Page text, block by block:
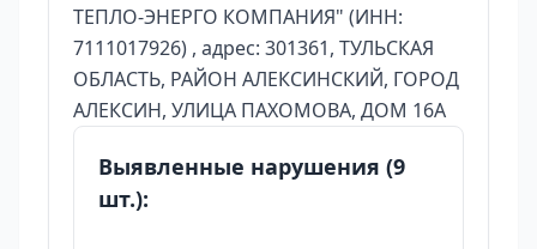
ТЕПЛО-ЭНЕРГО КОМПАНИЯ" (ИНН:
7111017926) , адрес: 301361, ТУЛЬСКАЯ
ОБЛАСТЬ, РАЙОН АЛЕКСИНСКИЙ, ГОРОД
АЛЕКСИН, УЛИЦА ПАХОМОВА, ДОМ 16А
Выявленные нарушения (9
шт.):